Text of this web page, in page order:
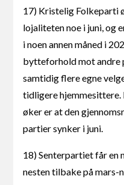
17) Kristelig Folkeparti
lojaliteten noe i juni, og
i noen annen måned i
bytteforhold mot andre
samtidig flere egne
tidligere
øker er at den
partier synker i juni.
18) Senterpartiet får en
nesten tilbake på mars-